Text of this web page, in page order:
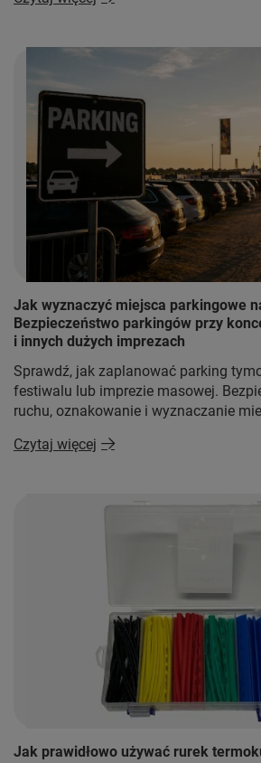
Jak wyznaczyć miejsca parkingowe
Bezpieczeństwo parkingów przy
i innych dużych imprezach
Sprawdź, jak zaplanować parking
festiwalu lub imprezie masowej.
ruchu, oznakowanie i wyznaczanie
Czytaj więcej
Jak prawidłowo używać rurek